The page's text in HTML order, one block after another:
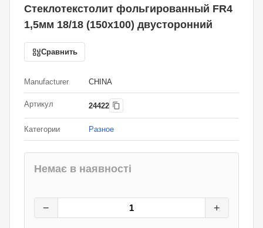
Стеклотекстолит фольгированный FR4
1,5мм 18/18 (150х100) двусторонний
Сравнить
Manufacturer CHINA
Артикул 24422
Категории Разное
Немає в наявності
− +